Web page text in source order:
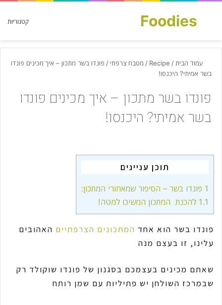
קטגוריות Foodies
חפש עבור
עמוד הבית /
Recipe
/ מטבח צרפתי / פונדו בשר מתכון – איך מכינים פונדו
בשר אמיתי? היכנסו!
פונדו בשר מתכון – איך מכינים פונדו
בשר אמיתי? היכנסו!
תוכן עניינים
1 פונדו בשר – הסיפור שמאחורי המתכון:
1.1 להכנת המתכון המשיכו למטה!
פונדו בשר הוא אחד המתכונים הצרפתיים האהובים
עלינו, זו בעצם מנה
שאתם מכינים בעצמכם בסגנון של פונדו שוקולד רק
שבמרכז השולחן יש פתיליות עם שמן רותח